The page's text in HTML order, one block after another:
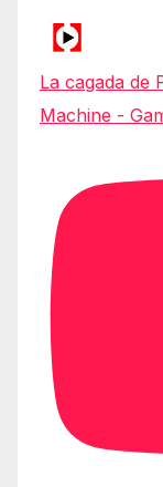
La cagada de
Machine -